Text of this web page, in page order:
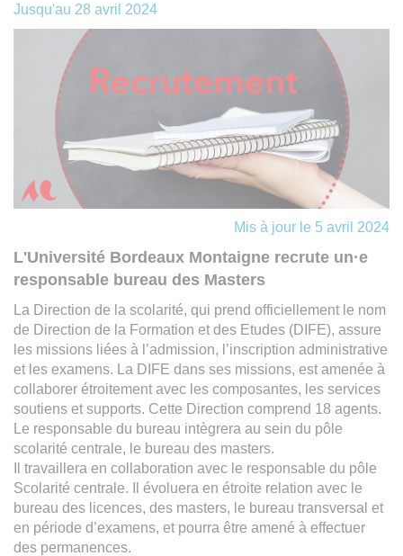
Jusqu'au 28 avril 2024
Mis à jour le 5 avril 2024
L'Université Bordeaux Montaigne recrute un·e
responsable bureau des Masters
La Direction de la scolarité, qui prend officiellement le nom
de Direction de la Formation et des Etudes (DIFE), assure
les missions liées à l’admission, l’inscription administrative
et les examens. La DIFE dans ses missions, est amenée à
collaborer étroitement avec les composantes, les services
soutiens et supports. Cette Direction comprend 18 agents.
Le responsable du bureau intègrera au sein du pôle
scolarité centrale, le bureau des masters.
Il travaillera en collaboration avec le responsable du pôle
Scolarité centrale. Il évoluera en étroite relation avec le
bureau des licences, des masters, le bureau transversal et
en période d’examens, et pourra être amené à effectuer
des permanences.